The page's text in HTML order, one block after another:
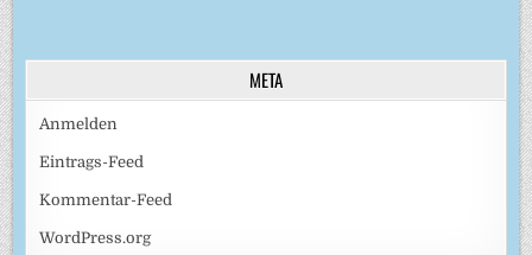
META
Anmelden
Eintrags-Feed
Kommentar-Feed
WordPress.org